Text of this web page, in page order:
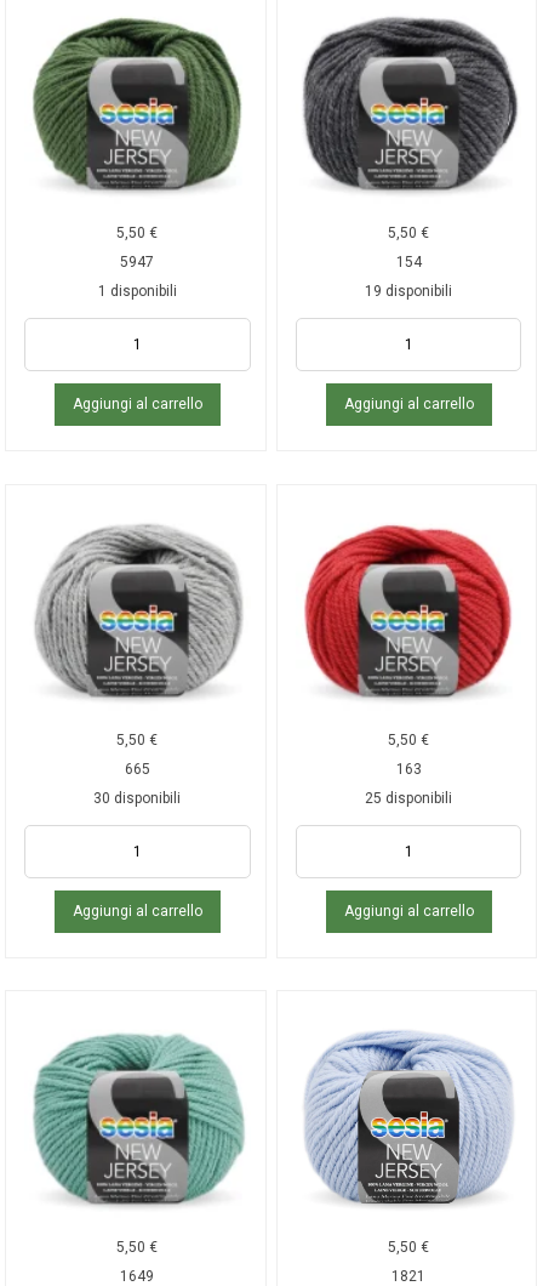
5,50€
5947
1 disponibili
Aggiungi al carrello
5,50€
154
19 disponibili
Aggiungi al carrello
5,50€
665
30 disponibili
Aggiungi al carrello
5,50€
163
25 disponibili
Aggiungi al carrello
5,50€
1649
5,50€
1821